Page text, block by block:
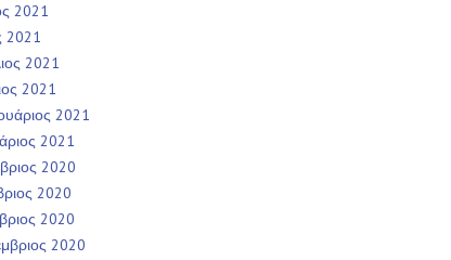
2021
2021
2021
2021
2021
2021
2020
2020
2020
2020